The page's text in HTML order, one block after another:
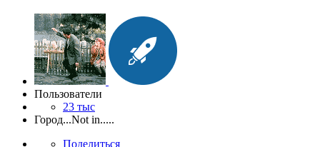
Пользователи
23 тыс
Город...Not in.....
Поделиться